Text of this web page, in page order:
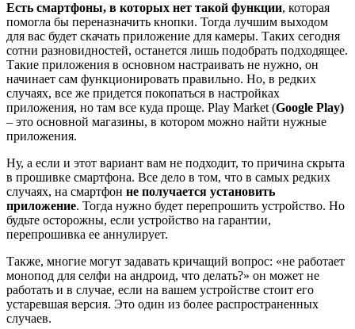
Есть смартфоны, в которых нет такой функции, которая
помогла бы переназначить кнопки. Тогда лучшим выходом
для вас будет скачать приложение для камеры. Таких сегодня
сотни разновидностей, останется лишь подобрать подходящее.
Такие приложения в основном настраивать не нужно, он
начинает сам функционировать правильно. Но, в редких
случаях, все же придется покопаться в настройках
приложения, но там все куда проще. Play Market (Google Play)
– это основной магазины, в котором можно найти нужные
приложения.
Ну, а если и этот вариант вам не подходит, то причина скрыта
в прошивке смартфона. Все дело в том, что в самых редких
случаях, на смартфон не получается установить
приложение. Тогда нужно будет перепрошить устройство. Но
будьте осторожны, если устройство на гарантии,
перепрошивка ее аннулирует.
Также, многие могут задавать кричащий вопрос: «не работает
монопод для селфи на андроид, что делать?» он может не
работать и в случае, если на вашем устройстве стоит его
устаревшая версия. Это один из более распространенных
случаев.